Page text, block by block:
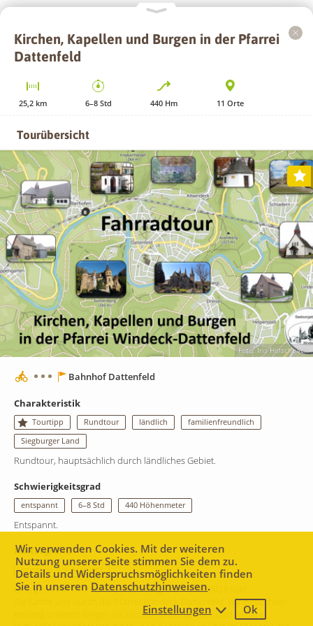
1 km
Mapboxcontributors,
GPS
Kirchen, Kapellen und Burgen in der Pfarrei
Dattenfeld
25,2km 6–8 Std 440 Hm 11 Orte
Tourübersicht
Foto: Iris Holschbach
Bahnhof Dattenfeld
Charakteristik
Tourtipp Rundtour ländlich
familienfreundlich
Siegburger Land
Rundtour, hauptsächlich durch ländliches Gebiet.
Schwierigkeitsgrad
entspannt 6–8 Std 440 Höhenmeter
Entspannt.
Hintergrund
spirituell kulturell
Eine geführte Tour fand am Samstag, den 19.08.2023 statt.
Sie führte uns durch die Pfarrei Windeck-Dattenfeld. Wir besuchten
entlang unseres Weges die Kirchen und Kapellen und weitere
Wir verwenden Cookies. Mit der weiteren
Nutzung unserer Seite stimmen Sie dem zu.
Details und Widerspruchsmöglichkeiten finden
Sie in unseren Datenschutzhinweisen.
Einstellungen
Ok